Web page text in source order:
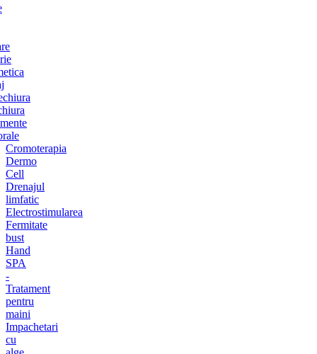
Cromoterapia
Dermo
Cell
Drenajul
limfatic
Electrostimularea
Fermitate
bust
Hand
SPA
-
Tratament
pentru
maini
Impachetari
cu